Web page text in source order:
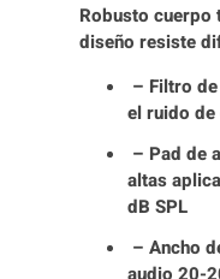
0
c
Robusto cuerpo
diseño resiste
– Filtro
el ruido
– Pad de
altas
dB SPL
– Ancho